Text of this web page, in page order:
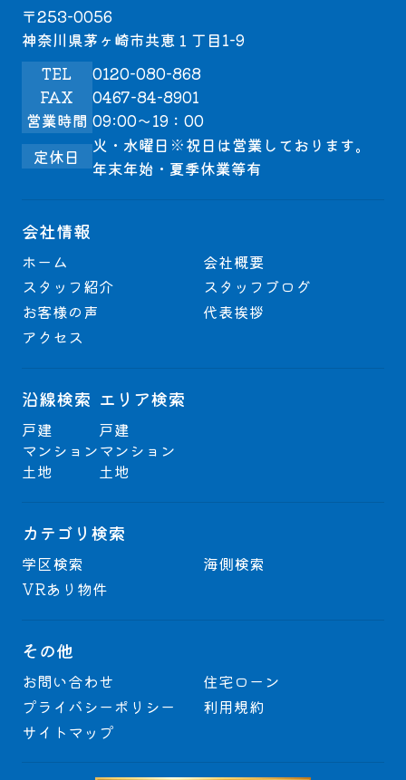
〒253-0056
神奈川県茅ヶ崎市共恵１丁目1-9
TEL
0120-080-868
FAX
0467-84-8901
営業時間 09:00～19：00
定休日
火・水曜日※祝日は営業しております。
年末年始・夏季休業等有
会社情報
ホーム
会社概要
スタッフ紹介
スタッフブログ
お客様の声
代表挨拶
アクセス
沿線検索
戸建
マンション
土地
エリア検索
戸建
マンション
土地
カテゴリ検索
学区検索
海側検索
VRあり物件
その他
お問い合わせ
住宅ローン
プライバシーポリシー
利用規約
サイトマップ